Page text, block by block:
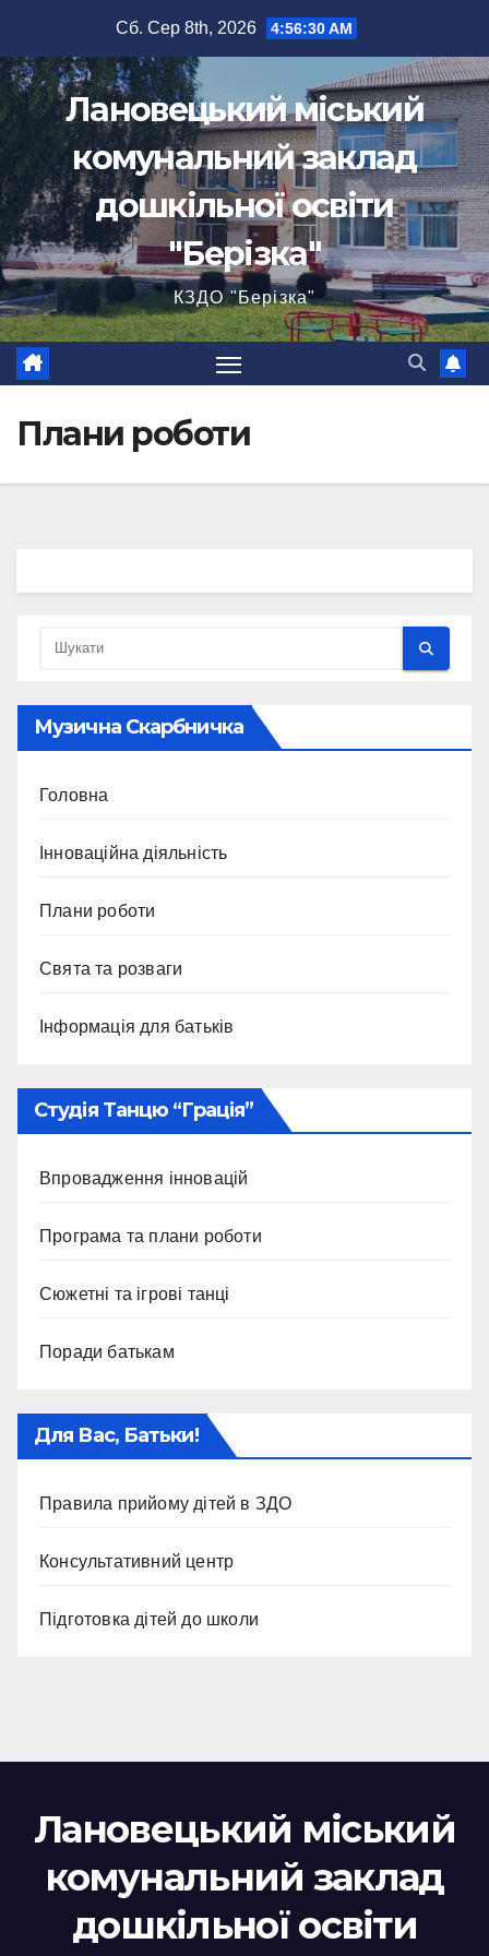
вмісту
Сб. Сер 8th, 2026 4:56:30 AM
Лановецький міський
комунальний заклад
дошкільної освіти
"Берізка"
КЗДО "Берізка"
Плани роботи
Музична Скарбничка
Головна
Інноваційна діяльність
Плани роботи
Свята та розваги
Інформація для батьків
Студія Танцю “Грація”
Впровадження інновацій
Програма та плани роботи
Сюжетні та ігрові танці
Поради батькам
Для Вас, Батьки!
Правила прийому дітей в ЗДО
Консультативний центр
Підготовка дітей до школи
Лановецький міський
комунальний заклад
дошкільної освіти